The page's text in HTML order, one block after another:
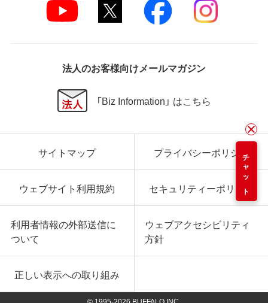
チャット
法人のお客様向けメールマガジン
「Biz Information」 はこちら
サイトマップ プライバシーポリシー
ウェブサイト利用規約 セキュリティーポリシー
利用者情報の外部送信に
ついて
ウェブアクセシビリティ
方針
正しい表示への取り組み